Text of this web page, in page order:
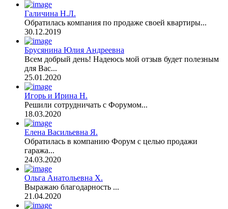
Галичина Н.Л.
Обратилась компания по продаже своей квартиры...
30.12.2019
Брусянина Юлия Андреевна
Всем добрый день! Надеюсь мой отзыв будет полезным
для Вас...
25.01.2020
Игорь и Ирина Н.
Решили сотрудничать с Форумом...
18.03.2020
Елена Васильевна Я.
Обратилась в компанию Форум с целью продажи
гаража...
24.03.2020
Ольга Анатольевна Х.
Выражаю благодарность ...
21.04.2020